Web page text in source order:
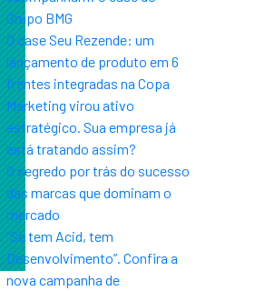
Grupo BMG
O case Seu Rezende: um
lançamento de produto em 6
frentes integradas na Copa
Marketing virou ativo
estratégico. Sua empresa já
está tratando assim?
O segredo por trás do sucesso
das marcas que dominam o
mercado
“Se tem Acid, tem
Desenvolvimento”. Confira a
nova campanha de